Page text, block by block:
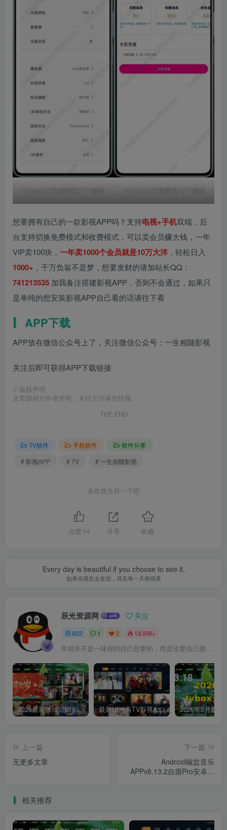
itvboxfast双端影视APP源码 itvboxfast双端影视APP源码
想要拥有自己的一款影视APP吗？支持电视+手机双端，后
台支持切换免费模式和收费模式，可以卖会员赚大钱，一年
VIP卖100块， 一年卖1000个会员就是10万大洋 ，轻松日入
1000+ ，千万负翁不是梦，想要发财的请加站长QQ：
741213535 加我备注搭建影视APP，否则不会通过，如果只
是单纯的想安装影视APP自己看的话请往下看
APP下载
APP放在微信公众号上了，关注微信公众号：一生相随影视
关注后即可获得APP下载链接
© 版权声明
文章版权归作者所有，未经允许请勿转载。
THE END
TV软件 手机软件
软件分享
# 影视APP
# TV # 一生相随影视
喜欢就支持一下吧
点赞 14 分享 收藏
Every day is beautiful if you choose to see it.
如果你愿意去发现，其实每一天都很美
辰光资源网 关注
922 1 2 18.8W+
幸福并不是一味得到自己想要的，而是珍爱自己拥有的
2026最新版绿豆UI9双端影视APP源码 最新UI神马TV影视APP源码 乐檬影视苹果CMS后台 包含前后端源码
上一篇
无更多文章
下一篇
Android椒盐音乐
APPv8.13.2自愿Pro安卓音
相关推荐